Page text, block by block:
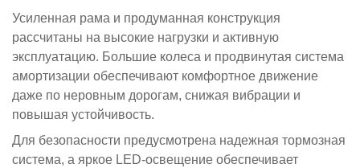
Усиленная рама и продуманная конструкция
рассчитаны на высокие нагрузки и активную
эксплуатацию. Большие колеса и продвинутая система
амортизации обеспечивают комфортное движение
даже по неровным дорогам, снижая вибрации и
повышая устойчивость.
Для безопасности предусмотрена надежная тормозная
система, а яркое LED-освещение обеспечивает